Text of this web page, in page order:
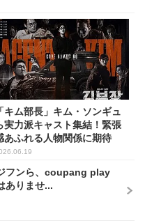
「キム部長」キム・ソンギュ
実力派キャスト集結！緊張
あふれる人物関係に期待
フンら、coupang play
ありませ...